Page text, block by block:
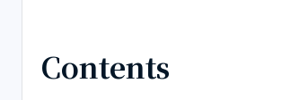
Contents